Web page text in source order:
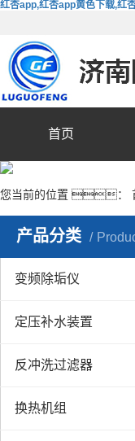
红杏app,红杏app黄色下载,红
首页
您当前的位置 ：
产品分类
变频除垢仪
定压补水装置
反冲洗过滤器
换热机组